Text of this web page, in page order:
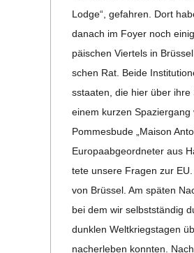
Lodge“, gefah­ren. Dort
danach im Foyer noch
päi­schen Vier­tels in
schen Rat. Beide
s­­staa­­ten, die hier über
einem kur­zen
Pom­mes­bude „Mai­son
Euro­­pa­a­b­­ge­or­d­­ne­­ter aus
tete unsere Fra­gen zur
von Brüs­sel. Am spä­ten
bei dem wir selbst­stän­dig
dunk­len Welt­kriegs­ta­gen
nach­er­le­ben konn­ten.